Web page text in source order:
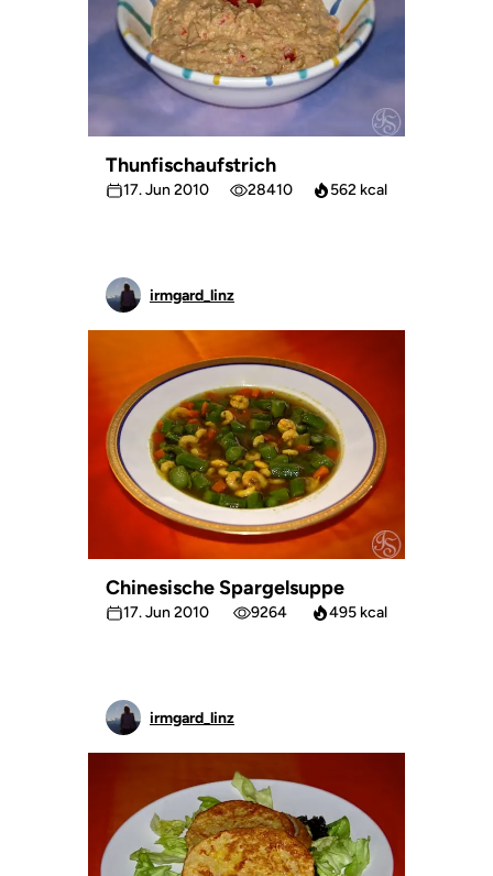
Thunfischaufstrich
17. Jun 2010 28410 562 kcal
irmgard_linz
Chinesische Spargelsuppe
17. Jun 2010 9264 495 kcal
irmgard_linz